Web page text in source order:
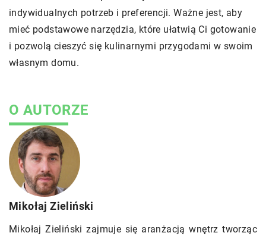
indywidualnych potrzeb i preferencji. Ważne jest, aby
mieć podstawowe narzędzia, które ułatwią Ci gotowanie
i pozwolą cieszyć się kulinarnymi przygodami w swoim
własnym domu.
O AUTORZE
Mikołaj Zieliński
Mikołaj Zieliński zajmuje się aranżacją wnętrz tworząc